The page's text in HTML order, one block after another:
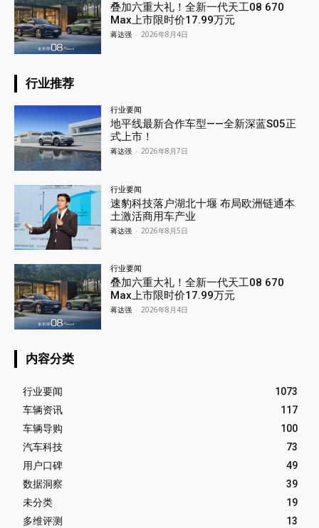
叠加六重大礼！全新一代天工08 670
Max上市限时价17.99万元
蒋达强 - 2026年8月4日
行业推荐
行业要闻
地平线最新合作车型——全新深蓝S05正
式上市！
蒋达强 - 2026年8月7日
行业要闻
速豹科技落户湖北十堰 布局欧洲链通本
土激活商用车产业
蒋达强 - 2026年8月5日
行业要闻
叠加六重大礼！全新一代天工08 670
Max上市限时价17.99万元
蒋达强 - 2026年8月4日
内容分类
行业要闻
1073
车辆资讯
117
车辆导购
100
汽车科技
73
用户口碑
49
数据洞察
39
未分类
19
多维评测
13